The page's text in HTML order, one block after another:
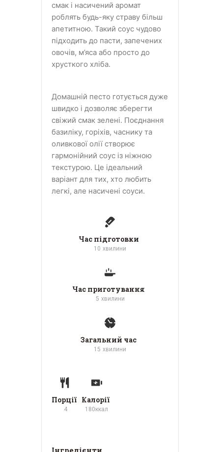
смак і насичений аромат
роблять будь-яку страву більш
апетитною. Такий соус чудово
підходить до пасти, запечених
овочів, м’яса або просто до
хрусткого хліба.
Домашній песто готується дуже
швидко і дозволяє зберегти
свіжий смак зелені. Поєднання
базиліку, горіхів, часнику та
оливкової олії створює
гармонійний соус із ніжною
текстурою. Це ідеальний
варіант для тих, хто любить
легкі, але насичені соуси.
Час підготовки
10 хвилини
Час приготування
5 хвилини
Загальний час
15 хвилини
Порції
4
Калорії
180ккал